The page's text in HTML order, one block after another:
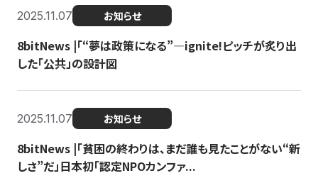
2025.11.07 お知らせ
8bitNews |「“夢は政策になる”—ignite!ピッチが炙り出
した「公共」の設計図
2025.11.07 お知らせ
8bitNews |「貧困の終わりは、まだ誰も見たことがない“新
しさ”だ」日本初「認定NPOカンファ...